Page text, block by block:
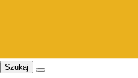
Szukaj